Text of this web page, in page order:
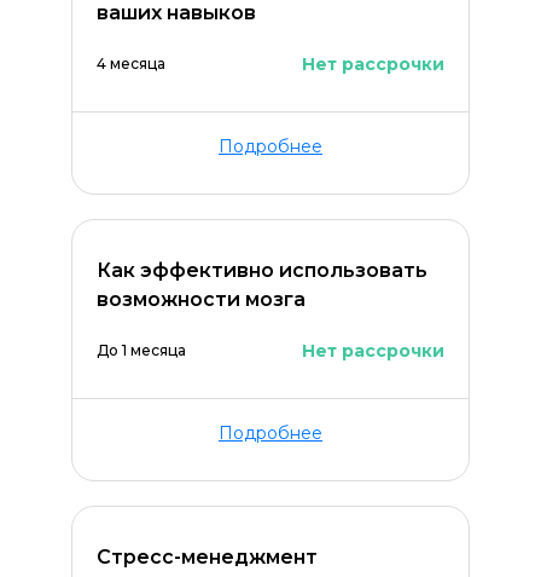
ваших навыков
4 месяца Нет рассрочки
Подробнее
Как эффективно использовать
возможности мозга
До 1 месяца Нет рассрочки
Подробнее
Стресс-менеджмент